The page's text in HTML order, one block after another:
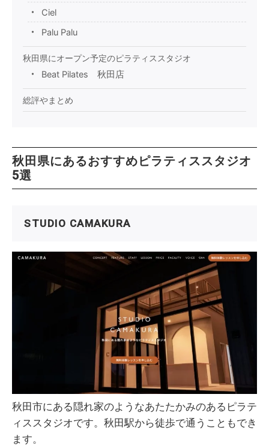
Ciel
Palu Palu
秋田県にオープン予定のピラティススタジオ
Beat Pilates 秋田店
総評やまとめ
秋田県にあるおすすめピラティススタジオ
5選
STUDIO CAMAKURA
秋田市にある隠れ家のようなあたたかみのあるピラテ
ィススタジオです。秋田駅から徒歩で通うこともでき
ます。